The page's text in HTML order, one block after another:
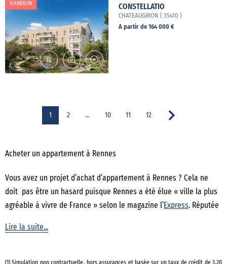
JEANBRUN CONSTELLATIO
CHATEAUGIRON ( 35410 )
A partir de 164 000 €
1 2 … 10 11 12
Acheter un appartement à Rennes
Vous avez un projet d’achat d’appartement à Rennes ? Cela ne
doit pas être un hasard puisque Rennes a été élue « ville la plus
agréable à vivre de France » selon le magazine l’Express. Réputée
la plus peuplée du Grand Ouest français et la première ville de
lieux culturels, la ville attire chaque année de plus en plus
Lire la suite...
(1) Simulation non contractuelle, hors assurances et basée sur un taux de crédit de 3.20